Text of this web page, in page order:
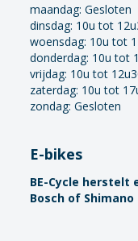
maandag:Gesloten
dinsdag: 10u tot
woensdag: 10u tot
donderdag: 10u tot
vrijdag: 10u tot
zaterdag: 10u tot
zondag: Gesloten
E-bikes
BE-Cycle herstelt
Bosch of